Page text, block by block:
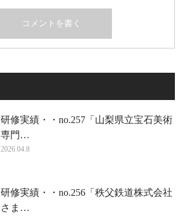
研修実績・・no.257「山梨県立宝石美術
専門…
2026.04.8
研修実績・・no.256「秩父鉄道株式会社
さま…